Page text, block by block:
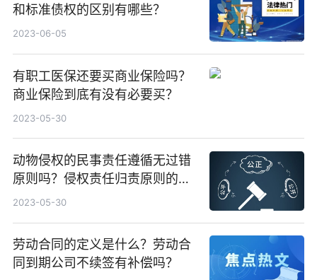
和标准债权的区别有哪些？
2023-06-05
有职工医保还要买商业保险吗？
商业保险到底有没有必要买？
2023-05-30
动物侵权的民事责任遵循无过错
原则吗？侵权责任归责原则的分
类
2023-05-30
劳动合同的定义是什么？劳动合
同到期公司不续签有补偿吗？